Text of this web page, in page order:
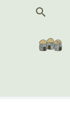
Søk